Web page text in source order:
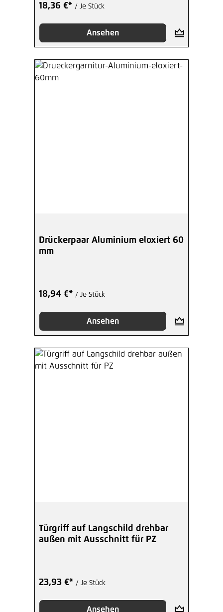
18,36 €* / Je Stück
Ansehen
Drückerpaar Aluminium eloxiert 60
mm
18,94 €* / Je Stück
Ansehen
Türgriff auf Langschild drehbar
außen mit Ausschnitt für PZ
23,93 €* / Je Stück
Ansehen